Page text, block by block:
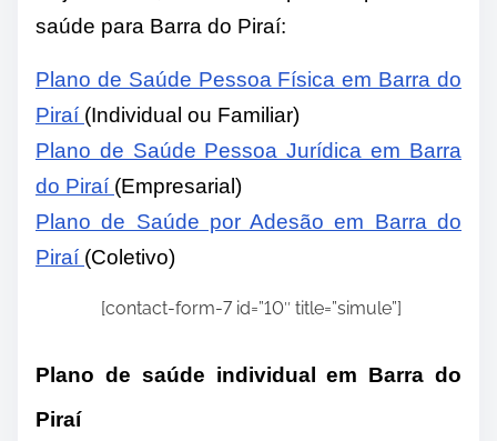
saúde para Barra do Piraí:
Plano de Saúde Pessoa Física em Barra do
Piraí (Individual ou Familiar)
Plano de Saúde Pessoa Jurídica em Barra
do Piraí (Empresarial)
Plano de Saúde por Adesão em Barra do
Piraí (Coletivo)
[contact-form-7 id=”10″ title=”simule”]
Plano de saúde individual em Barra do
Piraí